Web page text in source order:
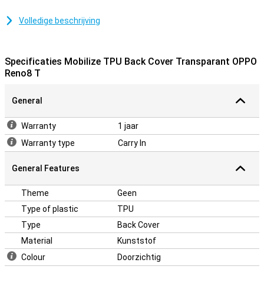
ook om hoe hij eruit ziet. Je wilt niet dat je die mooie looks moet
Door de hoogwaardige kwaliteit van het TPU-materiaal kan je er
verzekerd van zijn dat het toestel tegen een stootje kan. Zo biedt
Bescherm alle hoeken en randen van je smartphone met deze
kunststof case. Zo houd je je telefoon nog wat langer mooi.
Op zoek naar een hoesje die tegen een stootje kan? Dan is een
back cover misschien iets voor jou. Deze beschermt je telefoon
Volledige beschrijving
Specificaties Mobilize TPU Back Cover Transparant OPPO
Reno8 T
General
Warranty
1 jaar
Warranty type
Carry In
General Features
Theme
Geen
Type of plastic
TPU
Type
Back Cover
Material
Kunststof
Colour
Doorzichtig